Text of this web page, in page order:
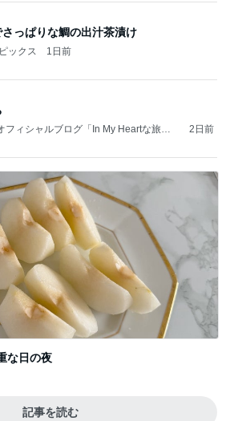
っぱりな鯛の出汁茶漬け
ックス 1日前
フィシャルブログ「In My Heartな旅日
2日前
な日の夜
記事を読む